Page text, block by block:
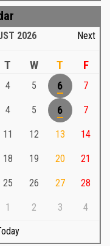
, Teacher
Sarker
, Professor ,
2026 Next
T W T F
4 5 6 7
4 5 6 7
11 12 13 14
18 19 20 21
25 26 27 28
1 2 3 4